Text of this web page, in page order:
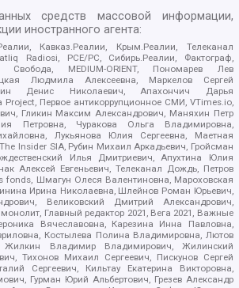
средств массовой информации,
иностранного агента:
Кавказ.Реалии, Крым.Реалии, Телеканал
Radiosi, PCE/PC, Сибирь.Реалии, Фактограф,
Свобода, MEDIUM-ORIENT, Пономарев Лев
Людмила Алексеевна, Маркелов Сергей
Денис Николаевич, Апахончич Дарья
Project, Первое антикоррупционное СМИ, VTimes.io,
Гликин Максим Александрович, Маняхин Петр
Петровна, Чуракова Ольга Владимировна,
Лукьянова Юлия Сергеевна, Маетная
Insider SIA, Рубин Михаил Аркадьевич, Гройсман
Илья Дмитриевич, Апухтина Юлия
Алексей Евгеньевич, Телеканал Дождь, Петров
fonds, Шмагун Олеся Валентиновна, Мароховская
Ирина Николаевна, Шлейнов Роман Юрьевич,
Великовский Дмитрий Александрович,
Главный редактор 2021, Вега 2021, Важные
Вячеславовна, Карезина Инна Павловна,
Костылева Полина Владимировна, Лютов
Жилкин Владимир Владимирович, Жилинский
Тихонов Михаил Сергеевич, Пискунов Сергей
Сергеевич, Кильтау Екатерина Викторовна,
Гурман Юрий Альбертович, Грезев Александр